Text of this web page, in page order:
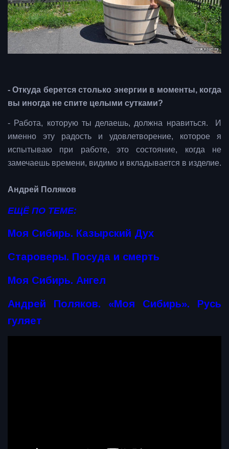
- Откуда берется столько энергии в моменты, когда
вы иногда не спите целыми сутками?
- Работа, которую ты делаешь, должна нравиться. И
именно эту радость и удовлетворение, которое я
испытываю при работе, это состояние, когда не
замечаешь времени, видимо и вкладывается в изделие.
Андрей Поляков
ЕЩЁ ПО ТЕМЕ:
Моя Сибирь. Казырский Дух
Староверы. Посуда и смерть
Моя Сибирь. Ангел
Андрей Поляков. «Моя Сибирь». Русь
гуляет